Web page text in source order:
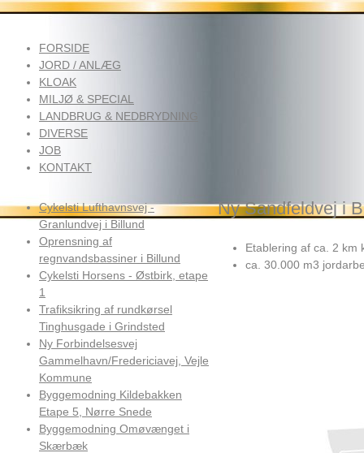
FORSIDE
JORD / ANLÆG
KLOAK
MILJØ & SPECIAL
LANDBRUG & NEDBRYDNING
DIVERSE
JOB
KONTAKT
Cykelsti Lufthavnsvej -
Granlundvej i Billund
Oprensning af
regnvandsbassiner i Billund
Cykelsti Horsens - Østbirk, etape
1
Trafiksikring af rundkørsel
Tinghusgade i Grindsted
Ny Forbindelsesvej
Gammelhavn/Fredericiavej, Vejle
Kommune
Byggemodning Kildebakken
Etape 5, Nørre Snede
Byggemodning Omøvænget i
Skærbæk
Ny Sandfeldvej i
Etablering af ca. 2 km
ca. 30.000 m3